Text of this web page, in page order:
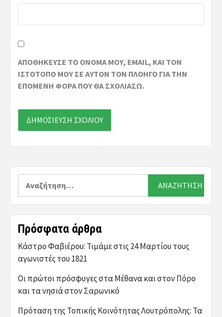
ΑΠΟΘΉΚΕΥΣΕ ΤΟ ΌΝΟΜΆ ΜΟΥ, EMAIL, ΚΑΙ ΤΟΝ
ΙΣΤΌΤΟΠΟ ΜΟΥ ΣΕ ΑΥΤΌΝ ΤΟΝ ΠΛΟΗΓΌ ΓΙΑ ΤΗΝ
ΕΠΌΜΕΝΗ ΦΟΡΆ ΠΟΥ ΘΑ ΣΧΟΛΙΆΣΩ.
Αναζήτηση
για:
Πρόσφατα άρθρα
Κάστρο Φαβιέρου: Τιμάμε στις 24 Μαρτίου τους
αγωνιστές του 1821
Οι πρώτοι πρόσφυγες στα Μέθανα και στον Πόρο
και τα νησιά στον Σαρωνικό
Πρόταση της Τοπικής Κοινότητας Λουτρόπολης: Τα